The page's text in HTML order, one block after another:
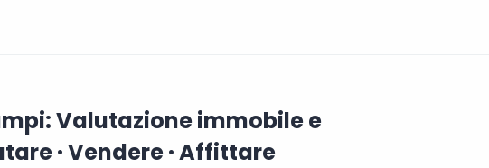
Valutazione immobile e
· Vendere · Affittare